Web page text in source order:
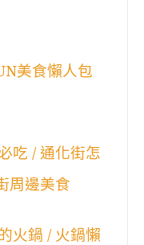
美食懶人包
吃 / 通化街怎
周邊美食
火鍋 / 火鍋懶